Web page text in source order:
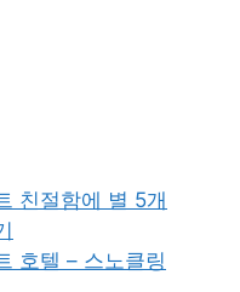
친절함에 별 5개
호텔 – 스노클링